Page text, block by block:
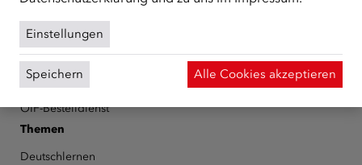
Der Österreichische Integrationsfonds (ÖIF)
Organigramm
Presse
Informationen erhalten
Karriere
ÖIF-Bestelldienst
Themen
Deutschlernen
Einstellungen
Speichern Alle Cookies akzeptieren